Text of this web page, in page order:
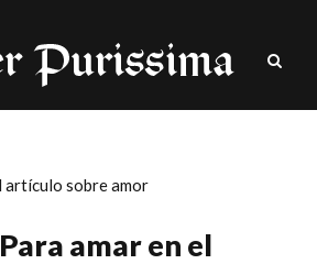
Para amar en el